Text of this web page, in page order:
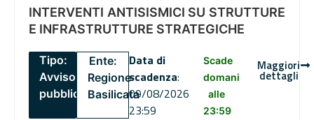
INTERVENTI ANTISISMICI SU STRUTTURE
E INFRASTRUTTURE STRATEGICHE
Tipo:
Avviso
pubblico
Ente:
Regione
Basilicata
Data di
scadenza:
09/08/2026
23:59
Scade
domani
alle
23:59
Maggiori
dettagli